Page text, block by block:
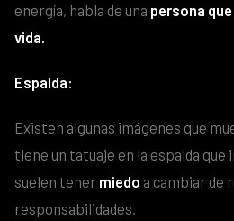
energía, habla de una persona
vida.
Espalda:
Existen algunas imágenes que
tiene un tatuaje en la espalda que
suelen tener miedo a cambiar de
responsabilidades.